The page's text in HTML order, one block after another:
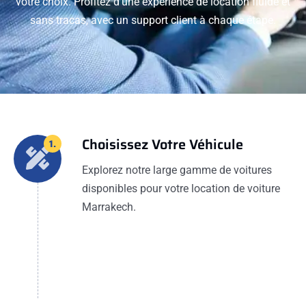
sans tracas, avec un support client à chaque étape.
1. Choisissez Votre Véhicule
Explorez notre large gamme de voitures
disponibles pour votre location de voiture
Marrakech.